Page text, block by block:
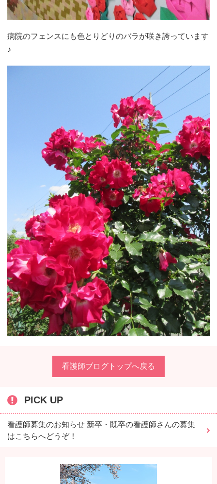
病院のフェンスにも色とりどりのバラが咲き誇っています
♪
看護師ブログトップへ戻る
PICK UP
看護師募集のお知らせ 新卒・既卒の看護師さんの募集
はこちらへどうぞ！